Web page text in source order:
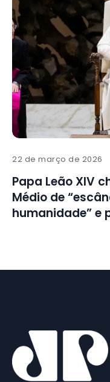
22 de março de 2026
Papa Leão XIV
Médio de
humanidade” e